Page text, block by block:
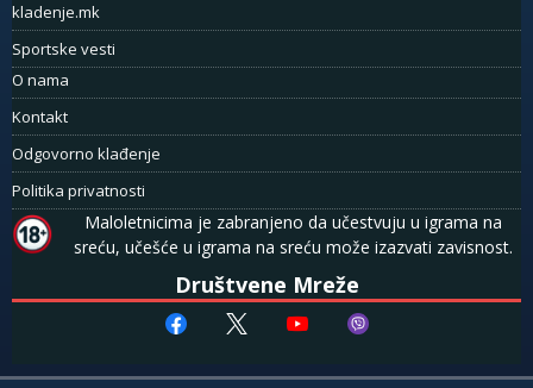
kladenje.mk
Sportske vesti
O nama
Kontakt
Odgovorno klađenje
Politika privatnosti
Maloletnicima je zabranjeno da učestvuju u igrama na
sreću, učešće u igrama na sreću može izazvati zavisnost.
Društvene Mreže